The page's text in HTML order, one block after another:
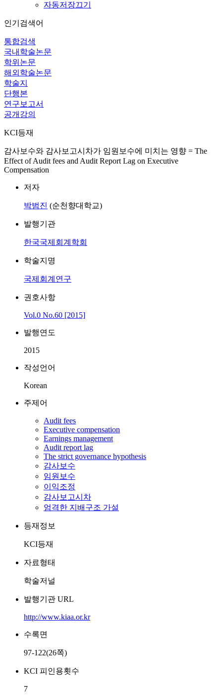
자동저장끄기
인기검색어
통합검색
국내학술논문
학위논문
해외학술논문
학술지
단행본
연구보고서
공개강의
KCI등재
감사보수와 감사보고시차가 임원보수에 미치는 영향 = The
Effect of Audit fees and Audit Report Lag on Executive
Compensation
저자
박범진 (순천향대학교)
발행기관
한국국제회계학회
학술지명
국제회계연구
권호사항
Vol.0 No.60 [2015]
발행연도
2015
작성언어
Korean
주제어
Audit fees
Executive compensation
Earnings management
Audit report lag
The strict governance hypothesis
감사보수
임원보수
이익조정
감사보고시차
엄격한 지배구조 가설
등재정보
KCI등재
자료형태
학술저널
발행기관 URL
http://www.kiaa.or.kr
수록면
97-122(26쪽)
KCI 피인용횟수
7